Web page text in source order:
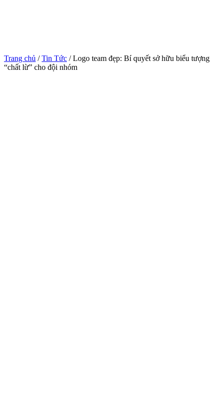
Trang chủ /Tin Tức / Logo team đẹp: Bí quyết sở hữu biểu tượng
“chất lừ” cho đội nhóm